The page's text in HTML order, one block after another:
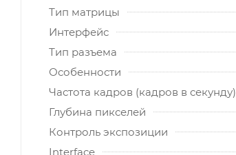
Тип матрицы
Интерфейс
Тип разъема
Особенности
Частота кадров (кадров в секунду)
Глубина пикселей
Контроль экспозиции
Interface